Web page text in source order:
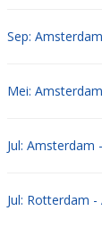
Sep:
Mei:
Jul: Amsterdam
Jul: Rotterdam